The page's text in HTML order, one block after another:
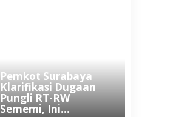
Pemkot Surabaya
Klarifikasi Dugaan
Pungli RT-RW
Sememi, Ini…